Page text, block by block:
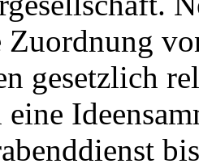
Zuordnung
gesetzlich
eine